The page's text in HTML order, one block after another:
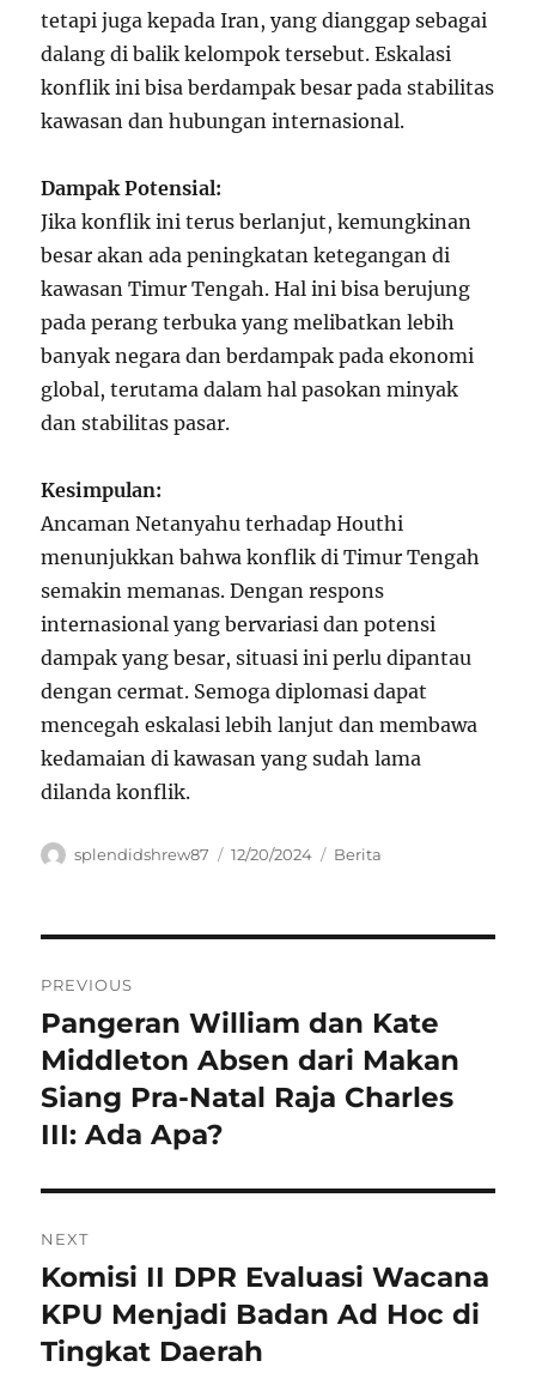
tetapi juga kepada Iran, yang dianggap sebagai
dalang di balik kelompok tersebut. Eskalasi
konflik ini bisa berdampak besar pada stabilitas
kawasan dan hubungan internasional.
Dampak Potensial:
Jika konflik ini terus berlanjut, kemungkinan
besar akan ada peningkatan ketegangan di
kawasan Timur Tengah. Hal ini bisa berujung
pada perang terbuka yang melibatkan lebih
banyak negara dan berdampak pada ekonomi
global, terutama dalam hal pasokan minyak
dan stabilitas pasar.
Kesimpulan:
Ancaman Netanyahu terhadap Houthi
menunjukkan bahwa konflik di Timur Tengah
semakin memanas. Dengan respons
internasional yang bervariasi dan potensi
dampak yang besar, situasi ini perlu dipantau
dengan cermat. Semoga diplomasi dapat
mencegah eskalasi lebih lanjut dan membawa
kedamaian di kawasan yang sudah lama
dilanda konflik.
Author
splendidshrew87
Posted
12/20/2024 Categories
Berita
pos
PREVIOUS
Previous
post:
Pangeran William dan Kate
Middleton Absen dari Makan
Siang Pra-Natal Raja Charles
III: Ada Apa?
NEXT
Next
post:
Komisi II DPR Evaluasi Wacana
KPU Menjadi Badan Ad Hoc di
Tingkat Daerah